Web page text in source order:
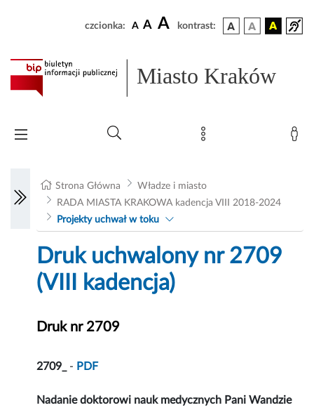
czcionka: A A A kontrast:
Miasto Kraków
Strona Główna
Władze i miasto
RADA MIASTA KRAKOWA kadencja VIII 2018-2024
Projekty uchwał w toku
Druk uchwalony nr 2709
(VIII kadencja)
Druk nr 2709
2709_ - PDF
Nadanie doktorowi nauk medycznych Pani Wandzie